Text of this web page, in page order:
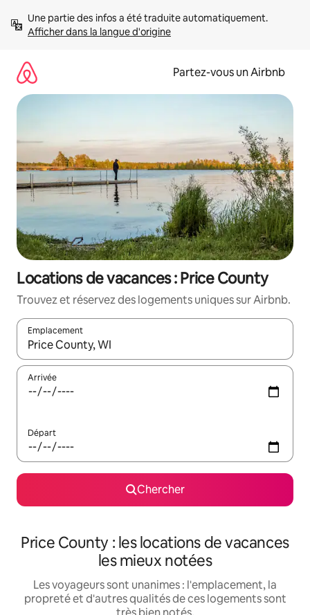
directement
Afficher dans la langue d'origine
Partez-vous un Airbnb
Locations de vacances : Price County
Trouvez et réservez des logements uniques sur Airbnb.
Emplacement
Quand les résultats sont affichés, parcourez-les en utilisant
Arrivée
Départ
Chercher
Price County : les locations de vacances
les mieux notées
Les voyageurs sont unanimes : l'emplacement, la
propreté et d'autres qualités de ces logements sont